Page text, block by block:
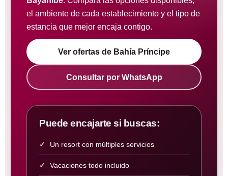
el ambiente de cada establecimiento y el tipo de
estancia que mejor encaja contigo.
Ver ofertas de Bahía Príncipe
Consultar por WhatsApp
Puede encajarte si buscas:
Un resort con múltiples servicios
Vacaciones todo incluido